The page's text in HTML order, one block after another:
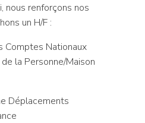
nous renforçons nos
un H/F :
Comptes Nationaux
la Personne/Maison
Déplacements